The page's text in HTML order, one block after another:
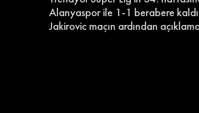
Alanyaspor ile 1-1 berabere
Jakirovic maçın ardından